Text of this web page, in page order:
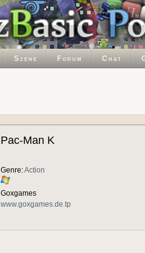
Szene Forum Chat
Pac-Man K
Genre:Action
Goxgames
www.goxgames.de.tp